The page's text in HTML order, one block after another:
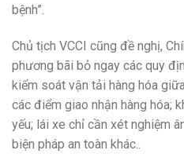
bệnh”.
Chủ tịch VCCI cũng đề nghị,
phương bãi bỏ ngay các quy
kiểm soát vận tải hàng hóa
các điểm giao nhận hàng hóa;
yếu; lái xe chỉ cần xét nghiệm
biện pháp an toàn khác..